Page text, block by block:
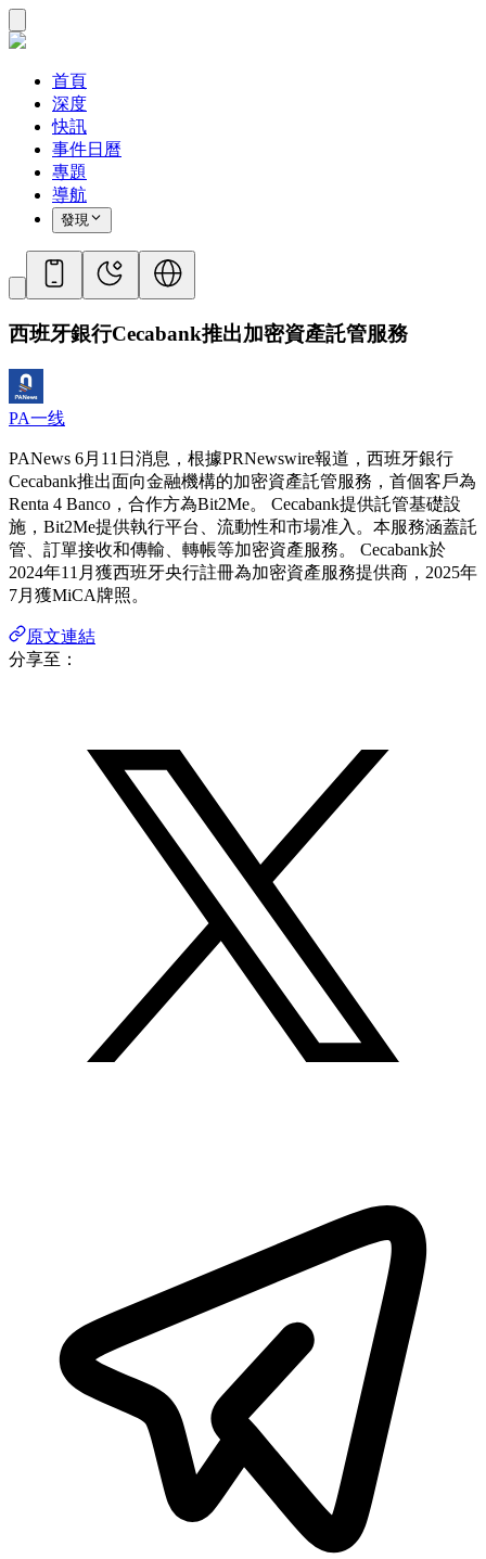
首頁
深度
快訊
事件日曆
專題
導航
發現
西班牙銀行Cecabank推出加密資產託管服務
PA一线
PANews 6月11日消息，根據PRNewswire報道，西班牙銀行
Cecabank推出面向金融機構的加密資產託管服務，首個客戶為
Renta 4 Banco，合作方為Bit2Me。 Cecabank提供託管基礎設
施，Bit2Me提供執行平台、流動性和市場准入。本服務涵蓋託
管、訂單接收和傳輸、轉帳等加密資產服務。 Cecabank於
2024年11月獲西班牙央行註冊為加密資產服務提供商，2025年
7月獲MiCA牌照。
原文連結
分享至：